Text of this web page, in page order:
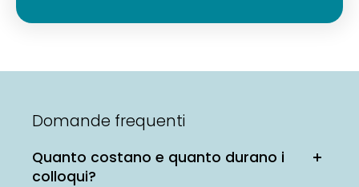
Domande frequenti
Quanto costano e quanto durano i
colloqui?